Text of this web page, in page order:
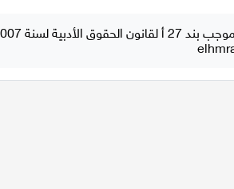
2007، يرجى ارسال رسالة الى: